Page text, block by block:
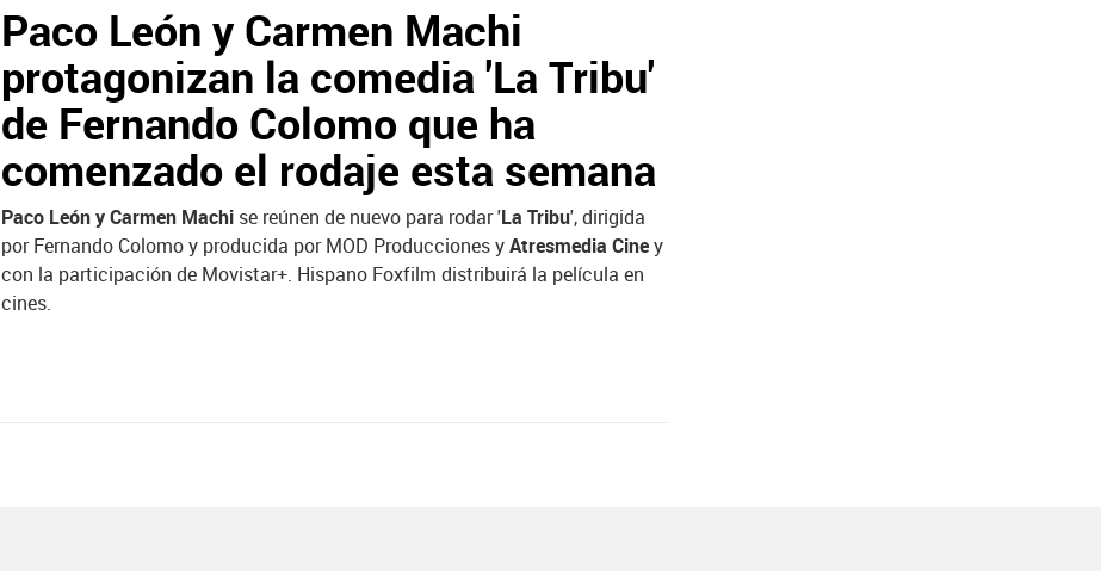
Paco León y Carmen Machi
protagonizan la comedia 'La Tribu'
de Fernando Colomo que ha
comenzado el rodaje esta semana
Paco León y Carmen Machi se reúnen de nuevo para rodar 'La Tribu', dirigida
por Fernando Colomo y producida por MOD Producciones yAtresmedia Ciney
con la participación de Movistar+. Hispano Foxfilm distribuirá la película en
cines.